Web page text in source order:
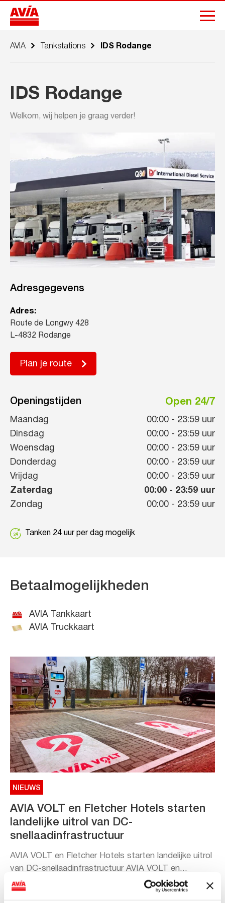
AVIA Tankstations IDS Rodange
IDS Rodange
Welkom, wij helpen je graag verder!
Adresgegevens
Adres:
Route de Longwy 428
L-4832 Rodange
Plan je route
Openingstijden Open 24/7
Maandag 00:00 - 23:59 uur
Dinsdag
00:00 - 23:59 uur
Woensdag
00:00 - 23:59 uur
Donderdag
00:00 - 23:59 uur
Vrijdag
00:00 - 23:59 uur
Zaterdag
00:00 - 23:59 uur
Zondag
00:00 - 23:59 uur
Tanken 24 uur per dag mogelijk
Betaalmogelijkheden
AVIA Tankkaart
AVIA Truckkaart
NIEUWS
AVIA VOLT en Fletcher Hotels starten
landelijke uitrol van DC-
snellaadinfrastructuur
AVIA VOLT en Fletcher Hotels starten landelijke uitrol
van DC-snellaadinfrastructuur AVIA VOLT en...
Lees verder